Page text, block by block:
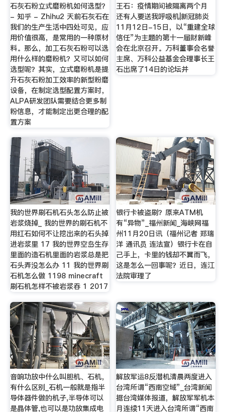
石灰石粉立式磨粉机如何选型？
- 知乎 - Zhihu2 天前石灰石在
我们的生产生活中四处可见，应
用价值很高，是常用的一种原材
料。那么，加工石灰石粉可以选
用什么样的磨粉机？又可以如何
选型呢？其实，立式磨粉机是提
升石灰石粉加工效率的新型粉磨
设备，在制定选型配置方案时，
ALPA研发团队需要结合更多制
粉信息，才能制定出更合理的配
置方案
王石：疫情期间被隔离两个月
还有人要送我呼吸机|新冠肺炎
11月12日-15日，以“重建全球
信任”为主题的第十一届财新峰
会在北京召开。万科董事会名誉
主席、万科公益基金会理事长王
石出席了14日的论坛并
我的世界刷石机石头怎么防止被
岩浆烧掉_ 我的世界的刷石机不
用红石如何不让挖出来的石头掉
进岩浆里 17 我的世界空岛生存
里面的造石机里面的岩浆总是把
石头弄没怎么办 11 我的世界刷
石机怎么做 1198 minecraft
刷石机怎样不被岩浆吞 1 2017
银行卡被盗刷？原来ATM机
有“异物”_福州新闻_海峡网福
州11月20日讯（福州记者 郑瑞
洋 通讯员 连法宣）银行卡在自
己手上，卡里的钱却不翼而飞，
这是怎么一回事呢？近日，连江
法院审理了
音响功放中什么叫胆机、石机，
有什么区别_石机一般就是指半
导体器件做的机子,半导体可以
是晶体管,也可以是功放集成电
解放军运8反潜机清晨两度进入
台湾所谓“西南空域”_台湾新闻
据台湾媒体报道，解放军军机本
月连续11天进入台湾所谓“西南